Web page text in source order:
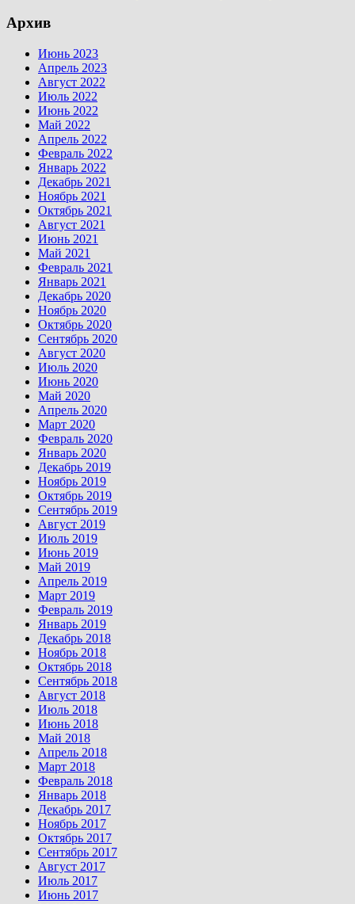
Архив
Июнь 2023
Апрель 2023
Август 2022
Июль 2022
Июнь 2022
Май 2022
Апрель 2022
Февраль 2022
Январь 2022
Декабрь 2021
Ноябрь 2021
Октябрь 2021
Август 2021
Июнь 2021
Май 2021
Февраль 2021
Январь 2021
Декабрь 2020
Ноябрь 2020
Октябрь 2020
Сентябрь 2020
Август 2020
Июль 2020
Июнь 2020
Май 2020
Апрель 2020
Март 2020
Февраль 2020
Январь 2020
Декабрь 2019
Ноябрь 2019
Октябрь 2019
Сентябрь 2019
Август 2019
Июль 2019
Июнь 2019
Май 2019
Апрель 2019
Март 2019
Февраль 2019
Январь 2019
Декабрь 2018
Ноябрь 2018
Октябрь 2018
Сентябрь 2018
Август 2018
Июль 2018
Июнь 2018
Май 2018
Апрель 2018
Март 2018
Февраль 2018
Январь 2018
Декабрь 2017
Ноябрь 2017
Октябрь 2017
Сентябрь 2017
Август 2017
Июль 2017
Июнь 2017